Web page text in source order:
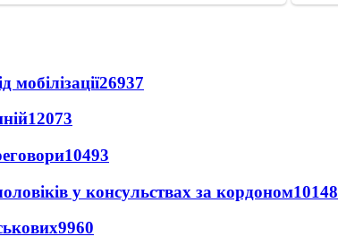
26937
12073
10493
у консульствах за кордоном10148
9960